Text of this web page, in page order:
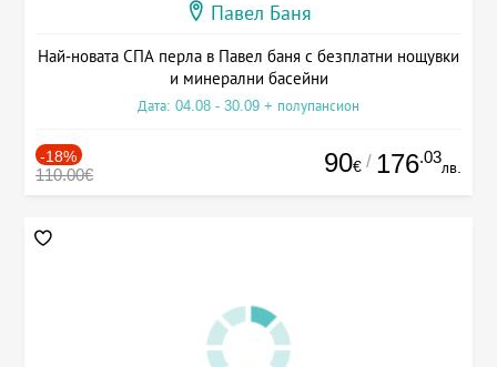
Павел Баня
Най-новата СПА перла в Павел баня с безплатни нощувки
и минерални басейни
Дата: 04.08 - 30.09 + полупансион
-18%
110.00€ 90€ / 176.03
лв.